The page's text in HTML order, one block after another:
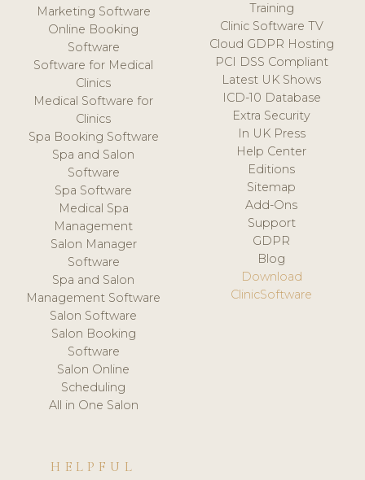
Marketing Software
Online Booking
Software
Software for Medical
Clinics
Medical Software for
Clinics
Spa Booking Software
Spa and Salon
Software
Spa Software
Medical Spa
Management
Salon Manager
Software
Spa and Salon
Management Software
Salon Software
Salon Booking
Software
Salon Online
Scheduling
All in One Salon
Training
Clinic Software TV
Cloud GDPR Hosting
PCI DSS Compliant
Latest UK Shows
ICD-10 Database
Extra Security
In UK Press
Help Center
Editions
Sitemap
Add-Ons
Support
GDPR
Blog
Download
ClinicSoftware
HELPFUL